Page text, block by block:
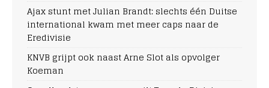
Ajax stunt met Julian Brandt: slechts één Duitse
international kwam met meer caps naar de
Eredivisie
KNVB grijpt ook naast Arne Slot als opvolger
Koeman